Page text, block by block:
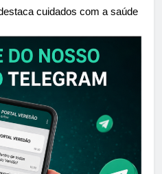
cuidados com a saúde